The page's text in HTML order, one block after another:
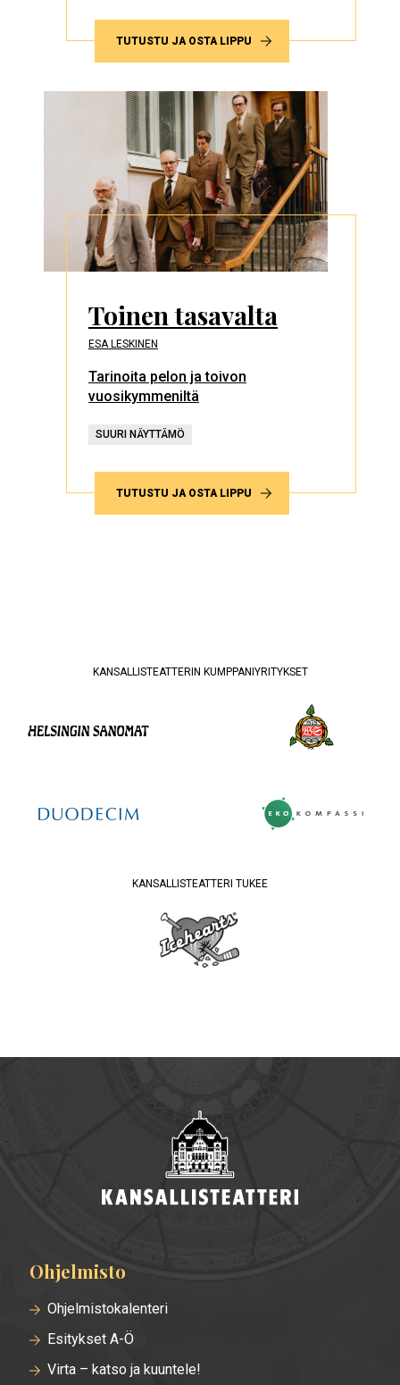
TUTUSTU JA OSTA LIPPU
Toinen tasavalta
ESA LESKINEN
Tarinoita pelon ja toivon
vuosikymmeniltä
SUURI NÄYTTÄMÖ
TUTUSTU JA OSTA LIPPU
KANSALLISTEATTERIN KUMPPANIYRITYKSET
KANSALLISTEATTERI TUKEE
Alatunnisteen
valikko
Ohjelmisto
Ohjelmistokalenteri
Esitykset A-Ö
Virta – katso ja kuuntele!